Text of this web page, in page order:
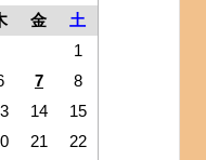
金
土
1
7
8
14
15
21
22